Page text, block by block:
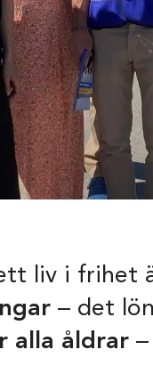
liv i frihet
– det
alla åldrar